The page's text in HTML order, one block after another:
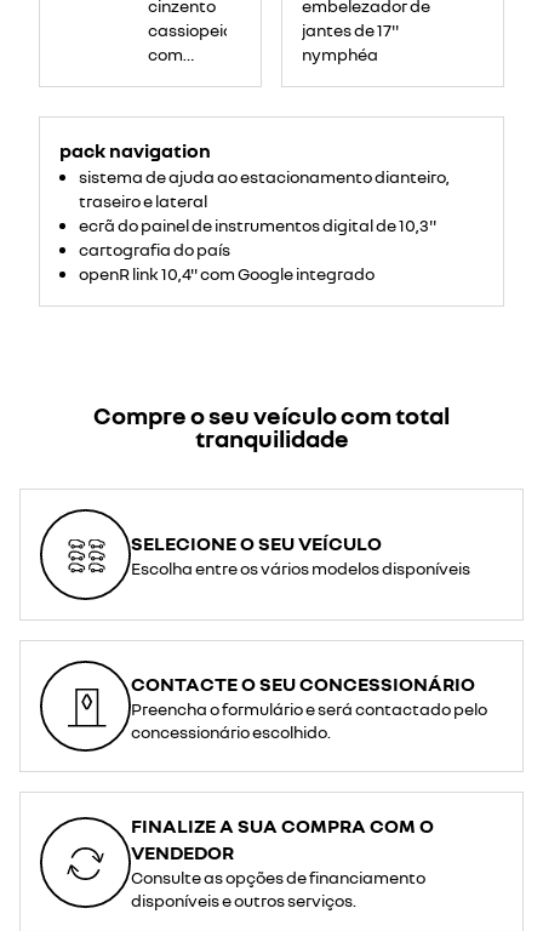
cinzento
cassiopeia
com
embelezador de
jantes de 17''
nymphéa
pack navigation
sistema de ajuda ao estacionamento dianteiro,
traseiro e lateral
ecrã do painel de instrumentos digital de 10,3''
cartografia do país
openR link 10,4'' com Google integrado
Compre o seu veículo com total
tranquilidade
SELECIONE O SEU VEÍCULO
Escolha entre os vários modelos disponíveis
CONTACTE O SEU CONCESSIONÁRIO
Preencha o formulário e será contactado pelo
concessionário escolhido.
FINALIZE A SUA COMPRA COM O
VENDEDOR
Consulte as opções de financiamento
disponíveis e outros serviços.